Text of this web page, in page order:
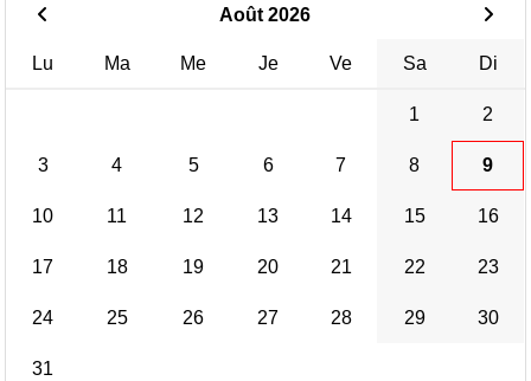
Août 2026
Lu Ma Me Je Ve Sa Di
1 2
3 4 5 6 7 8 9
10 11 12 13 14 15 16
17 18 19 20 21 22 23
24 25 26 27 28 29 30
31